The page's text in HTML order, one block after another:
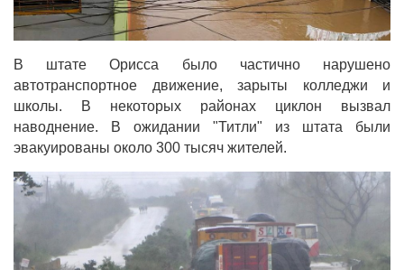
В штате Орисса было частично нарушено
автотранспортное движение, зарыты колледжи и
школы. В некоторых районах циклон вызвал
наводнение. В ожидании "Титли" из штата были
эвакуированы около 300 тысяч жителей.